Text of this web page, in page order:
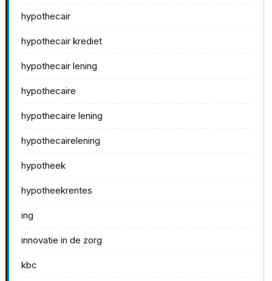
hypothecair
hypothecair krediet
hypothecair lening
hypothecaire
hypothecaire lening
hypothecairelening
hypotheek
hypotheekrentes
ing
innovatie in de zorg
kbc